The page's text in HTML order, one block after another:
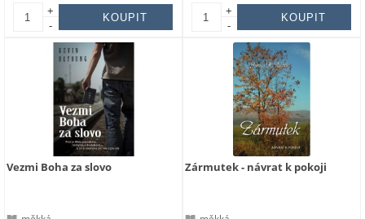
+
-
+
-
Vezmi Boha za slovo Zármutek - návrat k pokoji